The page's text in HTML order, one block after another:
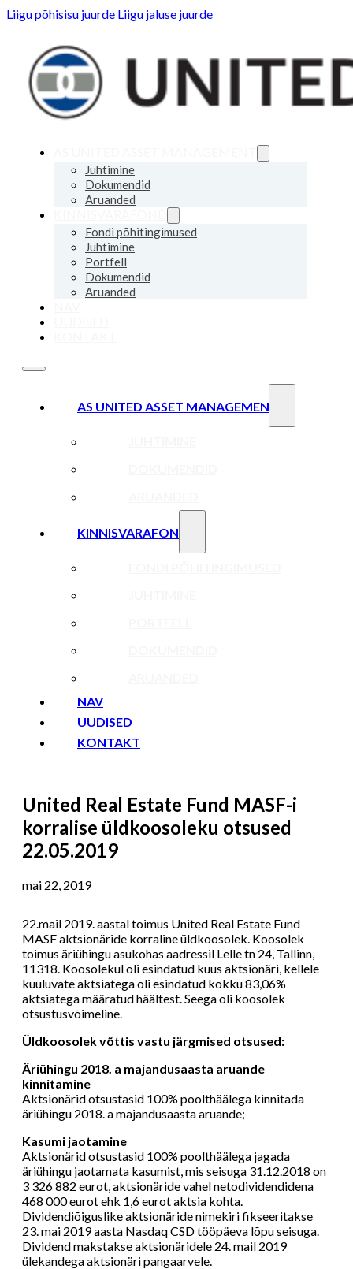
Liigu põhisisu juurde Liigu jaluse juurde
Juhtimine
Dokumendid
Aruanded
Fondi põhitingimused
Juhtimine
Portfell
Dokumendid
Aruanded
AS UNITED ASSET MANAGEMENT
KINNISVARAFOND
NAV
UUDISED
KONTAKT
United Real Estate Fund MASF-i
korralise üldkoosoleku otsused
22.05.2019
mai 22, 2019
22.mail 2019. aastal toimus United Real Estate Fund
MASF aktsionäride korraline üldkoosolek. Koosolek
toimus äriühingu asukohas aadressil Lelle tn 24, Tallinn,
11318. Koosolekul oli esindatud kuus aktsionäri, kellele
kuuluvate aktsiatega oli esindatud kokku 83,06%
aktsiatega määratud häältest. Seega oli koosolek
otsustusvõimeline.
Üldkoosolek võttis vastu järgmised otsused:
Äriühingu 2018. a majandusaasta aruande
kinnitamine
Aktsionärid otsustasid 100% poolthäälega kinnitada
äriühingu 2018. a majandusaasta aruande;
Kasumi jaotamine
Aktsionärid otsustasid 100% poolthäälega jagada
äriühingu jaotamata kasumist, mis seisuga 31.12.2018 on
3 326 882 eurot, aktsionäride vahel netodividendidena
468 000 eurot ehk 1,6 eurot aktsia kohta.
Dividendiõiguslike aktsionäride nimekiri fikseeritakse
23. mai 2019 aasta Nasdaq CSD tööpäeva lõpu seisuga.
Dividend makstakse aktsionäridele 24. mail 2019
ülekandega aktsionäri pangaarvele.